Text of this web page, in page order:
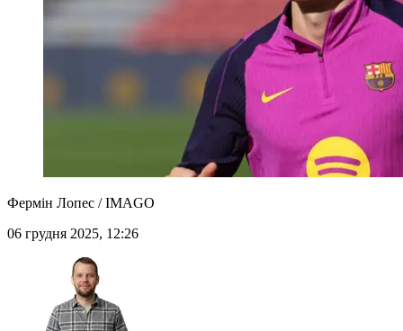
Фермін Лопес / IMAGO
06 грудня 2025, 12:26